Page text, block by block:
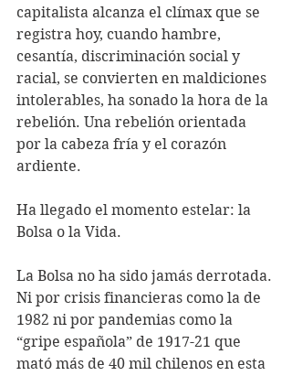
capitalista alcanza el clímax que se
registra hoy, cuando hambre,
cesantía, discriminación social y
racial, se convierten en maldiciones
intolerables, ha sonado la hora de la
rebelión. Una rebelión orientada
por la cabeza fría y el corazón
ardiente.
Ha llegado el momento estelar: la
Bolsa o la Vida.
La Bolsa no ha sido jamás derrotada.
Ni por crisis financieras como la de
1982 ni por pandemias como la
“gripe española” de 1917-21 que
mató más de 40 mil chilenos en esta